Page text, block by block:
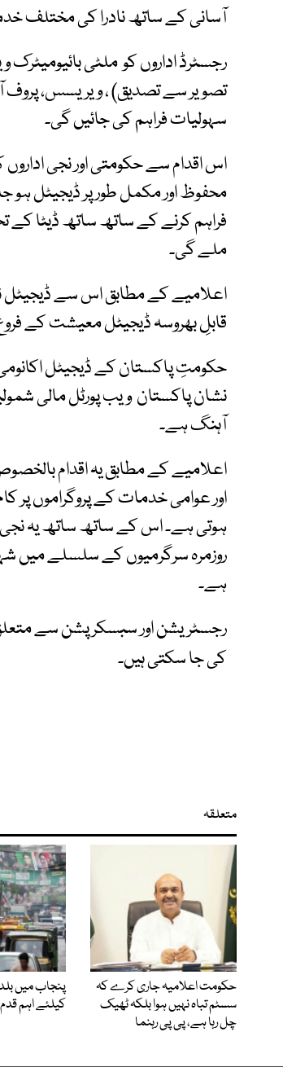
آسانی کے ساتھ نادرا کی مختلف
رجسٹرڈ اداروں کو ملٹی
سہولیات فراہم کی جائیں گی۔
اس اقدام سے حکومتی اور نجی
محفوظ اور مکمل طور پر ڈیجیٹل ہو
فراہم کرنے کے ساتھ ساتھ ڈیٹا کے
ملے گی۔
اعلامیے کے مطابق اس سے ڈیجیٹل
قابلِ بھروسہ ڈیجیٹل معیشت کے
نشان پاکستان ویب پورٹل مالی
آہنگ ہے۔
اعلامیے کے مطابق یہ اقدام
اور عوامی خدمات کے پروگراموں پر
ہوتی ہے۔ اس کے ساتھ ساتھ یہ
روزمرہ سرگرمیوں کے سلسلے میں
ہے۔
رجسٹریشن اور سبسکرپشن سے
کی جا سکتی ہیں۔
متعلقہ
حکومت اعلامیہ جاری کرے کہ
سسٹم تباہ نہیں ہوا بلکہ ٹھیک
چل رہا ہے، پی پی رہنما
پنجاب میں
کیلئے اہم قدم